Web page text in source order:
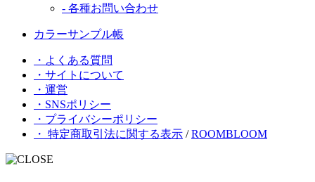
- 各種お問い合わせ
カラーサンプル帳
・よくある質問
・サイトについて
・運営
・SNSポリシー
・プライバシーポリシー
・ 特定商取引法に関する表示 /ROOMBLOOM